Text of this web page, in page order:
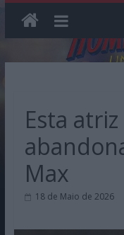
Esta
Max
18 de Maio de 2026